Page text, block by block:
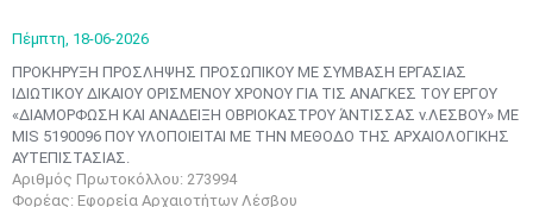
Πέμπτη, 18-06-2026
ΠΡΟΚΗΡΥΞΗ ΠΡΟΣΛΗΨΗΣ ΠΡΟΣΩΠΙΚΟΥ ΜΕ ΣΥΜΒΑΣΗ ΕΡΓΑΣΙΑΣ
ΙΔΙΩΤΙΚΟΥ ΔΙΚΑΙΟΥ ΟΡΙΣΜΕΝΟΥ ΧΡΟΝΟΥ ΓΙΑ ΤΙΣ ΑΝΑΓΚΕΣ ΤΟΥ ΕΡΓΟΥ
«ΔΙΑΜΟΡΦΩΣΗ ΚΑΙ ΑΝΑΔΕΙΞΗ ΟΒΡΙΟΚΑΣΤΡΟΥ ΆΝΤΙΣΣΑΣ ν.ΛΕΣΒΟΥ» ΜΕ
ΜΙS 5190096 ΠΟΥ ΥΛΟΠΟΙΕΙΤΑΙ ΜΕ ΤΗΝ ΜΕΘΟΔΟ ΤΗΣ ΑΡΧΑΙΟΛΟΓΙΚΗΣ
ΑΥΤΕΠΙΣΤΑΣΙΑΣ.
Αριθμός Πρωτοκόλλου: 273994
Φορέας: Εφορεία Αρχαιοτήτων Λέσβου